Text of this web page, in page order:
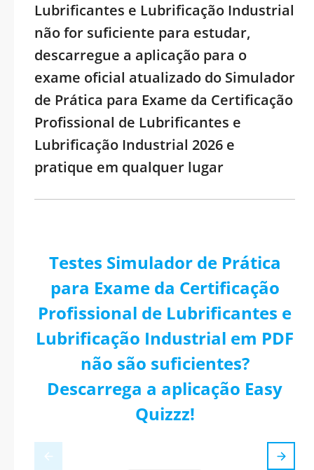
Lubrificantes e Lubrificação Industrial
não for suficiente para estudar,
descarregue a aplicação para o
exame oficial atualizado do Simulador
de Prática para Exame da Certificação
Profissional de Lubrificantes e
Lubrificação Industrial 2026 e
pratique em qualquer lugar
Testes Simulador de Prática
para Exame da Certificação
Profissional de Lubrificantes e
Lubrificação Industrial em PDF
não são suficientes?
Descarrega a aplicação Easy
Quizzz!